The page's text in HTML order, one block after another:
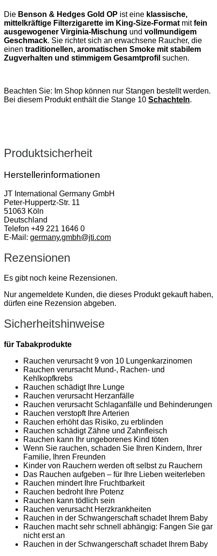
Die Benson & Hedges Gold OP ist eine klassische,
mittelkräftige Filterzigarette im King‑Size‑Format mitfein
ausgewogener Virginia‑Mischung und vollmundigem
Geschmack. Sie richtet sich an erwachsene Raucher, die
einen traditionellen, aromatischen Smoke mit stabilem
Zugverhalten und stimmigem Gesamtprofil suchen.
Beachten Sie: Im Shop können nur Stangen bestellt werden.
Bei diesem Produkt enthält die Stange 10 Schachteln.
Produktsicherheit
Herstellerinformationen
JT International Germany GmbH
Peter-Huppertz-Str. 11
51063 Köln
Deutschland
Telefon +49 221 1646 0
E-Mail: germany.gmbh@jti.com
Rezensionen
Es gibt noch keine Rezensionen.
Nur angemeldete Kunden, die dieses Produkt gekauft haben,
dürfen eine Rezension abgeben.
Sicherheitshinweise
für Tabakprodukte
Rauchen verursacht 9 von 10 Lungenkarzinomen
Rauchen verursacht Mund-, Rachen- und
Kehlkopfkrebs
Rauchen schädigt Ihre Lunge
Rauchen verursacht Herzanfälle
Rauchen verursacht Schlaganfälle und Behinderungen
Rauchen verstopft Ihre Arterien
Rauchen erhöht das Risiko, zu erblinden
Rauchen schädigt Zähne und Zahnfleisch
Rauchen kann Ihr ungeborenes Kind töten
Wenn Sie rauchen, schaden Sie Ihren Kindern, Ihrer
Familie, Ihren Freunden
Kinder von Rauchern werden oft selbst zu Rauchern
Das Rauchen aufgeben – für Ihre Lieben weiterleben
Rauchen mindert Ihre Fruchtbarkeit
Rauchen bedroht Ihre Potenz
Rauchen kann tödlich sein
Rauchen verursacht Herzkrankheiten
Rauchen in der Schwangerschaft schadet Ihrem Baby
Rauchen macht sehr schnell abhängig: Fangen Sie gar
nicht erst an
Rauchen in der Schwangerschaft schadet Ihrem Baby